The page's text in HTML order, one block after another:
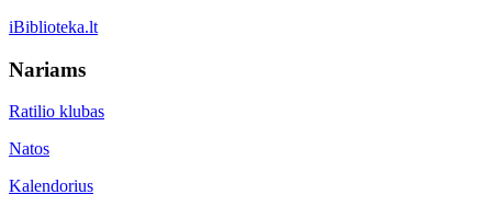
iBiblioteka.lt
Nariams
Ratilio klubas
Natos
Kalendorius